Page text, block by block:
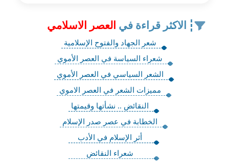
الاكثر قراءة في العصر الاسلامي
شعر الجهاد والفتوح الإسلامية
شعراء السياسة في العصر الأموي
الشعر السياسي في العصر الأموي
مميزات الشعر في العصر الاموي
النقائض .. نشأتها وقيمتها
الخطابة في عصر صدر الإسلام
أثر الإسلام في الأدب
شعراء النقائض